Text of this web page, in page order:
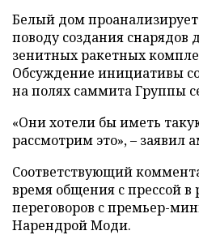
Белый дом
поводу создания снарядов
зенитных ракетных
Обсуждение инициативы
на полях саммита Группы
«Они хотели бы иметь
рассмотрим это», – заявил
Соответствующий
время общения с прессой в
переговоров с премьер-
Нарендрой Моди.